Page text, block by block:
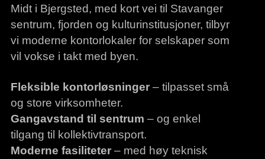
Midt i Bjergsted, med kort vei til Stavanger
sentrum, fjorden og kulturinstitusjoner, tilbyr
vi moderne kontorlokaler for selskaper som
vil vokse i takt med byen.
Fleksible kontorløsninger– tilpasset små
og store virksomheter.
Gangavstand til sentrum – og enkel
tilgang til kollektivtransport.
Moderne fasiliteter– med høy teknisk